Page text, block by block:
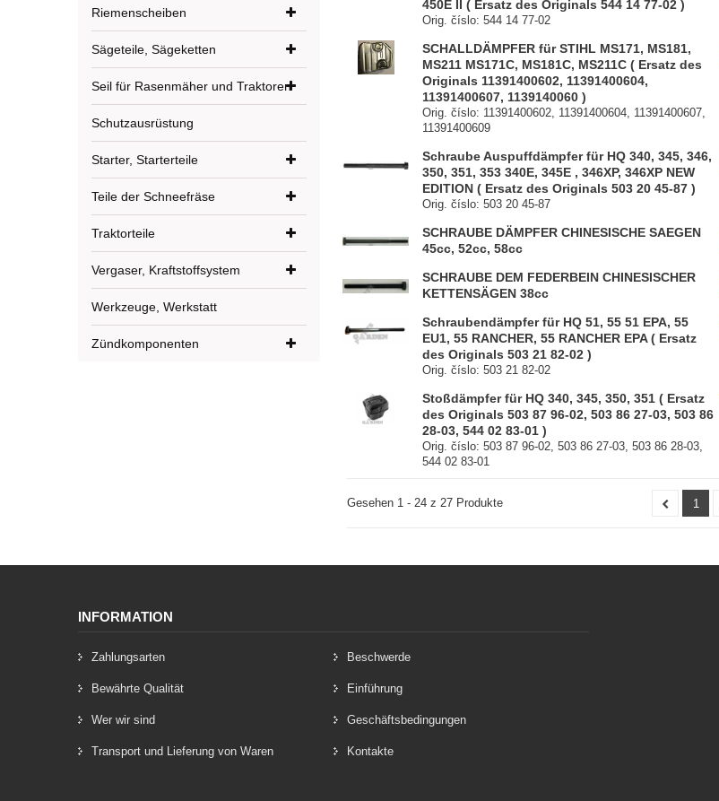
Riemenscheiben
Sägeteile, Sägeketten
Seil für Rasenmäher und Traktoren
Schutzausrüstung
Starter, Starterteile
Teile der Schneefräse
Traktorteile
Vergaser, Kraftstoffsystem
Werkzeuge, Werkstatt
Zündkomponenten
450E II ( Ersatz des Originals 544 14 77-02 )
Orig. číslo: 544 14 77-02
SCHALLDÄMPFER für STIHL MS171, MS181,
MS211 MS171C, MS181C, MS211C ( Ersatz des
Originals 11391400602, 11391400604,
11391400607, 1139140060 )
Orig. číslo: 11391400602, 11391400604, 11391400607,
11391400609
Schraube Auspuffdämpfer für HQ 340, 345, 346,
350, 351, 353 340E, 345E , 346XP, 346XP NEW
EDITION ( Ersatz des Originals 503 20 45-87 )
Orig. číslo: 503 20 45-87
SCHRAUBE DÄMPFER CHINESISCHE SAEGEN
45cc, 52cc, 58cc
SCHRAUBE DEM FEDERBEIN CHINESISCHER
KETTENSÄGEN 38cc
Schraubendämpfer für HQ 51, 55 51 EPA, 55
EU1, 55 RANCHER, 55 RANCHER EPA ( Ersatz
des Originals 503 21 82-02 )
Orig. číslo: 503 21 82-02
Stoßdämpfer für HQ 340, 345, 350, 351 ( Ersatz
des Originals 503 87 96-02, 503 86 27-03, 503 86
28-03, 544 02 83-01 )
Orig. číslo: 503 87 96-02, 503 86 27-03, 503 86 28-03,
544 02 83-01
1
Gesehen 1 - 24 z 27 Produkte
INFORMATION
Zahlungsarten Beschwerde
Bewährte Qualität Einführung
Wer wir sind Geschäftsbedingungen
Transport und Lieferung von Waren Kontakte